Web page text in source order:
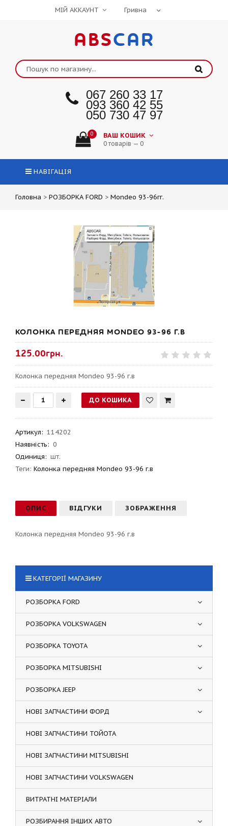
МІЙ АККАУНТ
ABSCAR
067 260 33 17
093 360 42 55
050 730 47 97
0 ВАШ КОШИК
0 товарів — 0
НАВІГАЦІЯ
Головна > РОЗБОРКА FORD > Mondeo 93-96гг.
КОЛОНКА ПЕРЕДНЯЯ MONDEO 93-96 Г.В
125.00грн.
Колонка передняя Mondeo 93-96 г.в
Артикул: 114202
Наявність: 0
Одиниця: шт.
Теги: Колонка передняя Mondeo 93-96 г.в
ОПИС ВІДГУКИ ЗОБРАЖЕННЯ
Колонка передняя Mondeo 93-96 г.в
КАТЕГОРІЇ МАГАЗИНУ
РОЗБОРКА FORD
РОЗБОРКА VOLKSWAGEN
РОЗБОРКА TOYOTA
РОЗБОРКА MITSUBISHI
РОЗБОРКА JEEP
НОВІ ЗАПЧАСТИНИ ФОРД
НОВІ ЗАПЧАСТИНИ ТОЙОТА
НОВІ ЗАПЧАСТИНИ MITSUBISHI
НОВІ ЗАПЧАСТИНИ VOLKSWAGEN
ВИТРАТНІ МАТЕРІАЛИ
РОЗБИРАННЯ ІНШИХ АВТО